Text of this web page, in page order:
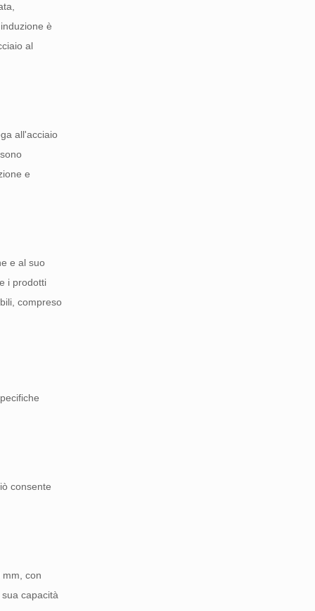
è
al
all'acciaio
sono
e
e al suo
i prodotti
compreso
consente
con
capacità